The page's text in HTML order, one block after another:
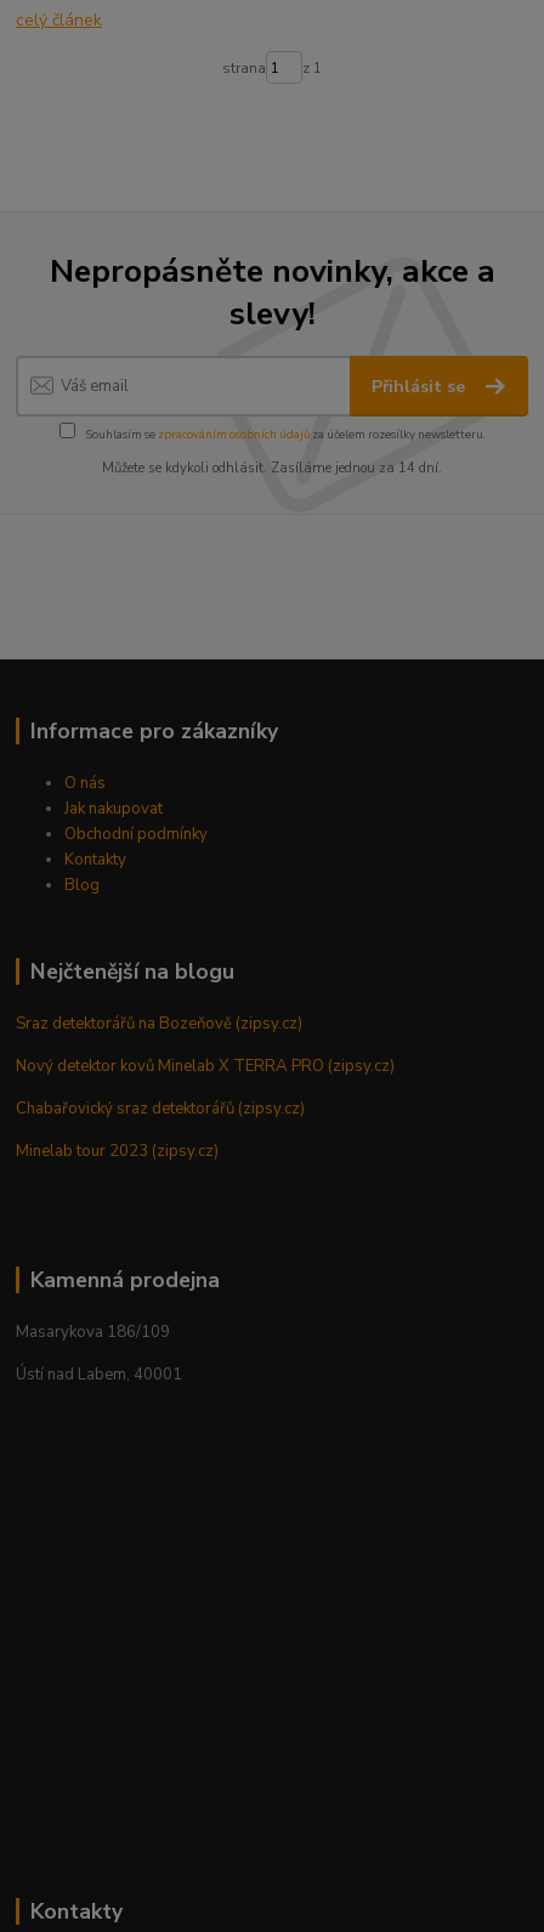
celý článek
strana z 1
Nepropásněte novinky, akce a
slevy!
Přihlásit se
Souhlasím se zpracováním osobních údajůza účelem rozesílky newsletteru.
Můžete se kdykoli odhlásit. Zasíláme jednou za 14 dní.
Informace pro zákazníky
O nás
Jak nakupovat
Obchodní podmínky
Kontakty
Blog
Nejčtenější na blogu
Sraz detektorářů na Bozeňově (zipsy.cz)
Nový detektor kovů Minelab X TERRA PRO (zipsy.cz)
Chabařovický sraz detektorářů (zipsy.cz)
Minelab tour 2023 (zipsy.cz)
Kamenná prodejna
Masarykova 186/109
Ústí nad Labem, 40001
Kontakty